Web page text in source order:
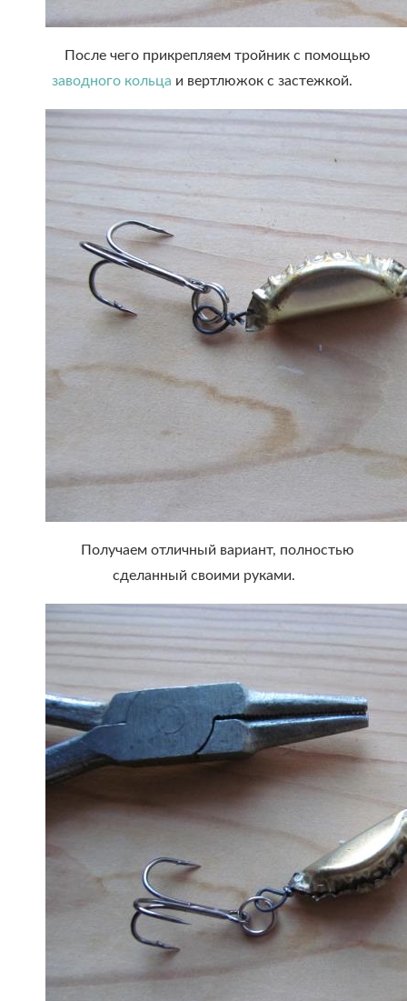
После чего прикрепляем тройник с помощью
заводного кольца и вертлюжок с застежкой.
Получаем отличный вариант, полностью
сделанный своими руками.